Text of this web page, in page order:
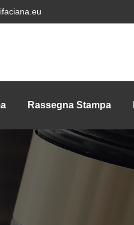
Rassegna Stampa